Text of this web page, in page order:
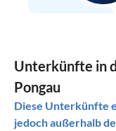
Unterkünfte in
Pongau
Diese Unterkünfte
jedoch außerhalb